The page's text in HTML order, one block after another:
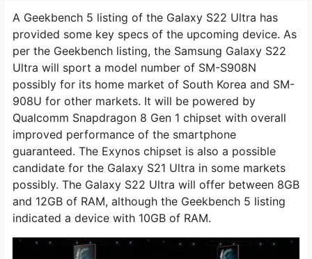
A Geekbench 5 listing of the Galaxy S22 Ultra has
provided some key specs of the upcoming device. As
per the Geekbench listing, the Samsung Galaxy S22
Ultra will sport a model number of SM-S908N
possibly for its home market of South Korea and SM-
908U for other markets. It will be powered by
Qualcomm Snapdragon 8 Gen 1 chipset with overall
improved performance of the smartphone
guaranteed. The Exynos chipset is also a possible
candidate for the Galaxy S21 Ultra in some markets
possibly. The Galaxy S22 Ultra will offer between 8GB
and 12GB of RAM, although the Geekbench 5 listing
indicated a device with 10GB of RAM.